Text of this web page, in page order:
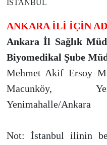
İSTANBUL
ANKARA İLİ İÇİN
Ankara İl Sağlık
Biyomedikal Şube
Mehmet Akif Ersoy
Macunköy,
Yenimahalle/Ankara
Not: İstanbul ilinin